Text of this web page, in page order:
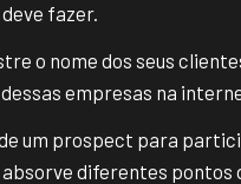
fazer.
o nome dos seus
empresas na
um prospect para
absorve diferentes pontos